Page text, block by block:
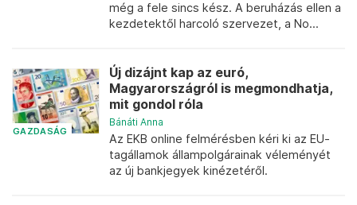
még a fele sincs kész. A beruházás ellen a
kezdetektől harcoló szervezet, a No...
GAZDASÁG
Új dizájnt kap az euró,
Magyarországról is megmondhatja,
mit gondol róla
Bánáti Anna
Az EKB online felmérésben kéri ki az EU-
tagállamok állampolgárainak véleményét
az új bankjegyek kinézetéről.